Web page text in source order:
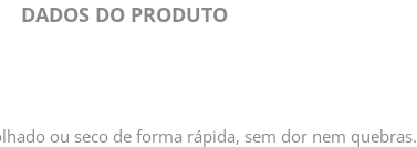
DADOS DO PRODUTO
ou seco de forma rápida, sem dor nem quebras.